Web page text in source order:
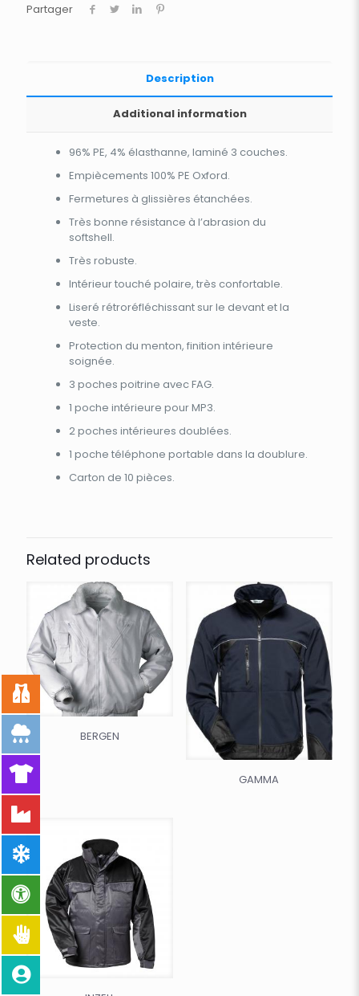
Partager
Description
Additional information
96% PE, 4% élasthanne, laminé 3 couches.
Empiècements 100% PE Oxford.
Fermetures à glissières étanchées.
Très bonne résistance à l’abrasion du
softshell.
Très robuste.
Intérieur touché polaire, très confortable.
Liseré rétroréfléchissant sur le devant et la
veste.
Protection du menton, finition intérieure
soignée.
3 poches poitrine avec FAG.
1 poche intérieure pour MP3.
2 poches intérieures doublées.
1 poche téléphone portable dans la doublure.
Carton de 10 pièces.
Related products
BERGEN
GAMMA